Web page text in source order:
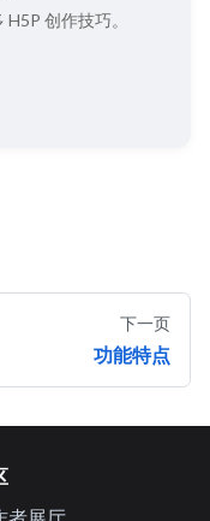
创作技巧。
下一页
功能特点